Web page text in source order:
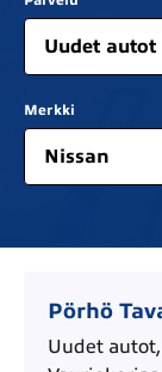
Uudet autot
Merkki
Nissan
Pörhö
Uudet